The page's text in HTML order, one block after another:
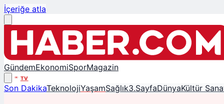
İçeriğe atla
GündemEkonomiSporMagazin
TV
Son DakikaTeknolojiYaşamSağlık3.SayfaDünyaKültür